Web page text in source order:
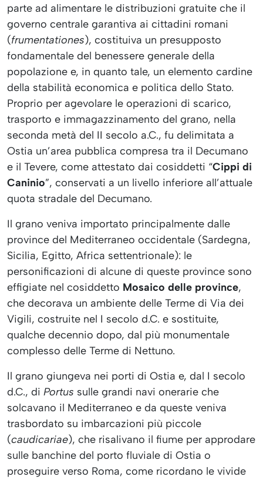
parte ad alimentare le distribuzioni gratuite che il
governo centrale garantiva ai cittadini romani
(frumentationes), costituiva un presupposto
fondamentale del benessere generale della
popolazione e, in quanto tale, un elemento cardine
della stabilità economica e politica dello Stato.
Proprio per agevolare le operazioni di scarico,
trasporto e immagazzinamento del grano, nella
seconda metà del II secolo a.C., fu delimitata a
Ostia un’area pubblica compresa tra il Decumano
e il Tevere, come attestato dai cosiddetti “Cippi di
Caninio”, conservati a un livello inferiore all’attuale
quota stradale del Decumano.
Il grano veniva importato principalmente dalle
province del Mediterraneo occidentale (Sardegna,
Sicilia, Egitto, Africa settentrionale): le
personificazioni di alcune di queste province sono
effigiate nel cosiddetto Mosaico delle province,
che decorava un ambiente delle Terme di Via dei
Vigili, costruite nel I secolo d.C. e sostituite,
qualche decennio dopo, dal più monumentale
complesso delle Terme di Nettuno.
Il grano giungeva nei porti di Ostia e, dal I secolo
d.C., di Portus sulle grandi navi onerarie che
solcavano il Mediterraneo e da queste veniva
trasbordato su imbarcazioni più piccole
(caudicariae), che risalivano il fiume per approdare
sulle banchine del porto fluviale di Ostia o
proseguire verso Roma, come ricordano le vivide